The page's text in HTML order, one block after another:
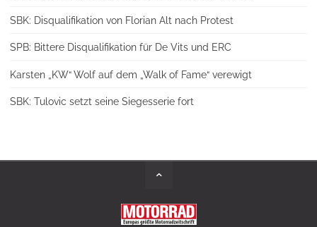
SBK: Disqualifikation von Florian Alt nach Protest
SPB: Bittere Disqualifikation für De Vits und ERC
Karsten „KW“ Wolf auf dem „Walk of Fame“ verewigt
SBK: Tulovic setzt seine Siegesserie fort
Back